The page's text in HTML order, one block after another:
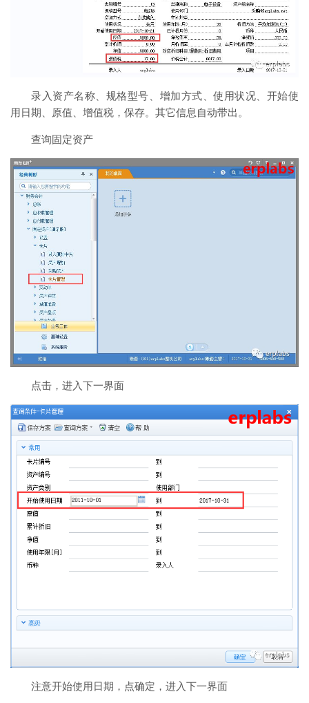
录入资产名称、规格型号、增加方式、使用状况、开始使
用日期、原值、增值税，保存。其它信息自动带出。
查询固定资产
点击，进入下一界面
注意开始使用日期，点确定，进入下一界面